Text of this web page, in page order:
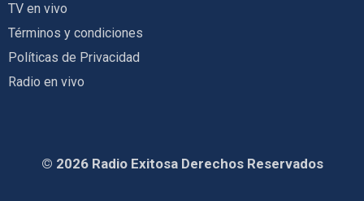
TV en vivo
Términos y condiciones
Políticas de Privacidad
Radio en vivo
© 2026 Radio Exitosa Derechos Reservados